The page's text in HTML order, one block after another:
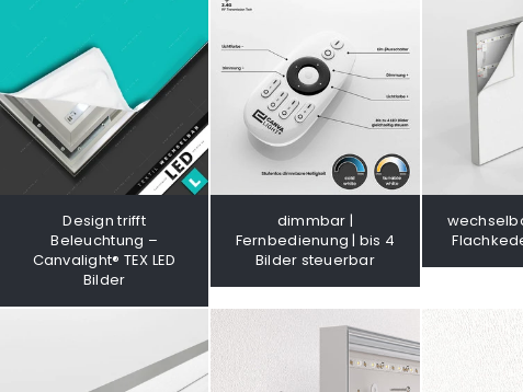
Design trifft
Beleuchtung –
Canvalight® TEX LED
Bilder
dimmbar |
Fernbedienung | bis 4
Bilder steuerbar